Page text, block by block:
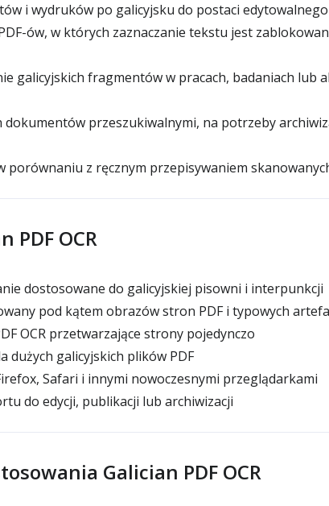
i wydruków po galicyjsku do postaci
ów, w których zaznaczanie tekstu jest
galicyjskich fragmentów w pracach, badaniach lub
dokumentów przeszukiwalnymi, na potrzeby
porównaniu z ręcznym przepisywaniem
PDF OCR
dostosowane do galicyjskiej pisowni i interpunkcji
pod kątem obrazów stron PDF i typowych
OCR przetwarzające strony pojedynczo
dużych galicyjskich plików PDF
Safari i innymi nowoczesnymi przeglądarkami
do edycji, publikacji lub archiwizacji
Galician PDF OCR